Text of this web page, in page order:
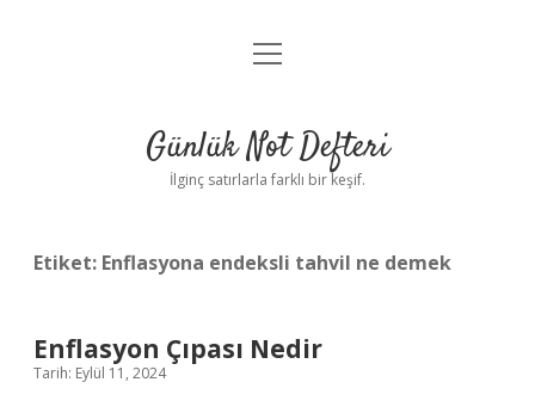
Anasayfa
Yasal Uyarı
menüyü
Günlük Not Defteri
İlginç satırlarla farklı bir keşif.
Etiket: Enflasyona endeksli tahvil ne demek
Enflasyon Çıpası Nedir
Tarih: Eylül 11, 2024